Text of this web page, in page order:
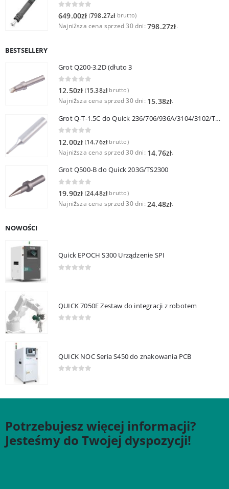
649.00zł (798.27złbrutto)
Najniższa cena sprzed 30 dni: 798.27zł.
BESTSELLERY
Grot Q200-3.2D (dłuto 3
0out of 5
12.50zł (15.38złbrutto)
Najniższa cena sprzed 30 dni: 15.38zł.
Grot Q-T-1.5C do Quick 236/706/936A/3104/3102/TS1100
12.00zł (14.76złbrutto)
Najniższa cena sprzed 30 dni: 14.76zł.
Grot Q500-B do Quick 203G/TS2300
0out of 5
19.90zł (24.48złbrutto)
Najniższa cena sprzed 30 dni: 24.48zł.
NOWOŚCI
Quick EPOCH S300 Urządzenie SPI
QUICK 7050E Zestaw do integracji z robotem
QUICK NOC Seria S450 do znakowania PCB
Potrzebujesz więcej informacji?
Jesteśmy do Twojej dyspozycji!